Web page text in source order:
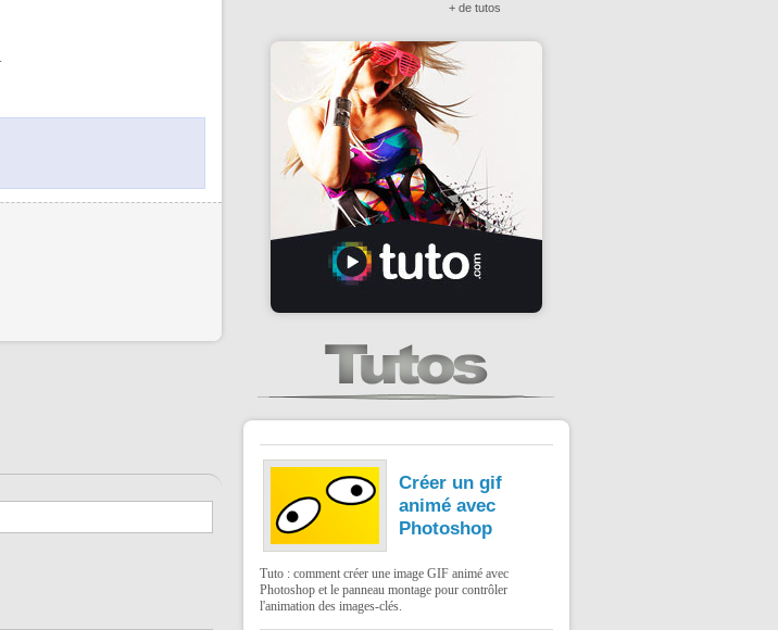
+ de tutos
Créer un gif
animé avec
Photoshop
Tuto : comment créer une image GIF animé avec
Photoshop et le panneau montage pour contrôler
l'animation des images-clés.